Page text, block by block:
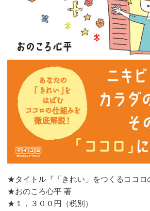
★タイトル『「きれい」をつくるココロ
★おのころ心平 著
★１，３００円（税別）